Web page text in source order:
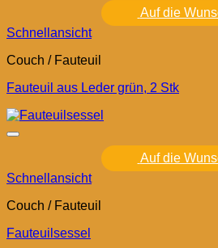
Auf die
Schnellansicht
Couch / Fauteuil
Fauteuil aus Leder grün, 2 Stk
Auf die
Schnellansicht
Couch / Fauteuil
Fauteuilsessel